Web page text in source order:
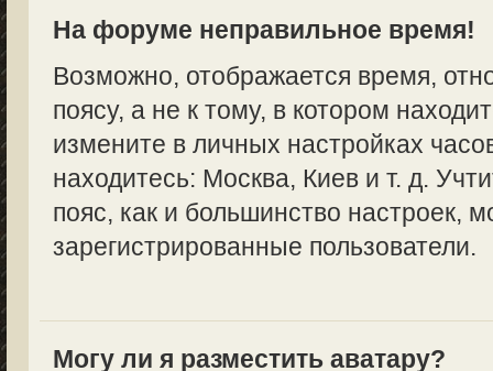
На форуме неправильное время!
Возможно, отображается время,
поясу, а не к тому, в котором
измените в личных настройках
находитесь: Москва, Киев и т. д.
пояс, как и большинство настроек,
зарегистрированные пользователи.
Могу ли я разместить аватару?